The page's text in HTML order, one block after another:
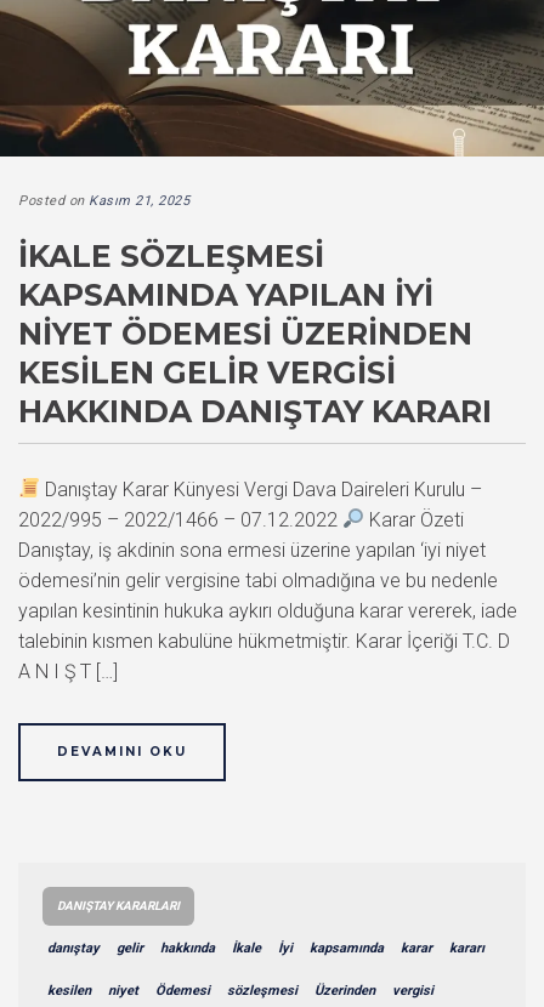
Posted on Kasım 21, 2025
İKALE SÖZLEŞMESI
KAPSAMINDA YAPILAN İYI
NIYET ÖDEMESI ÜZERINDEN
KESILEN GELIR VERGISI
HAKKINDA DANIŞTAY KARARI
Danıştay Karar Künyesi Vergi Dava Daireleri Kurulu –
2022/995 – 2022/1466 – 07.12.2022
Karar Özeti
Danıştay, iş akdinin sona ermesi üzerine yapılan ‘iyi niyet
ödemesi’nin gelir vergisine tabi olmadığına ve bu nedenle
yapılan kesintinin hukuka aykırı olduğuna karar vererek, iade
talebinin kısmen kabulüne hükmetmiştir. Karar İçeriği T.C. D
A N I Ş T […]
DEVAMINI OKU
DANIŞTAY KARARLARI
danıştay gelir hakkında İkale İyi kapsamında karar kararı
kesilen niyet Ödemesi sözleşmesi Üzerinden vergisi